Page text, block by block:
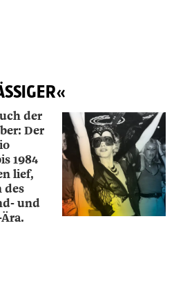
der
Der
1984
lief,
des
und